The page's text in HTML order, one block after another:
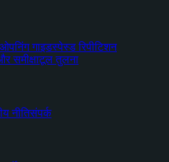
ओपनिंग गाइडस्पेस्ड रिपीटिशन
समीक्षाटूल तुलना
नीतिसंपर्क